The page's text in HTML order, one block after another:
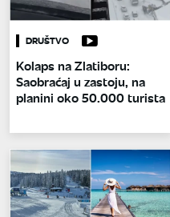
DRUŠTVO
Kolaps na Zlatiboru:
Saobraćaj u zastoju, na
planini oko 50.000 turista